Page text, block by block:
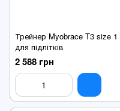
Трейнер Myobrace T3 size 1
для підлітків
2 588 грн